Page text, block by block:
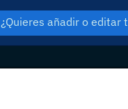
¿Quieres añadir o editar